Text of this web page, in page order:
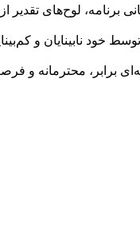
برنامه، لوح‌های
خود نابینایان و
برابر، محترمانه و